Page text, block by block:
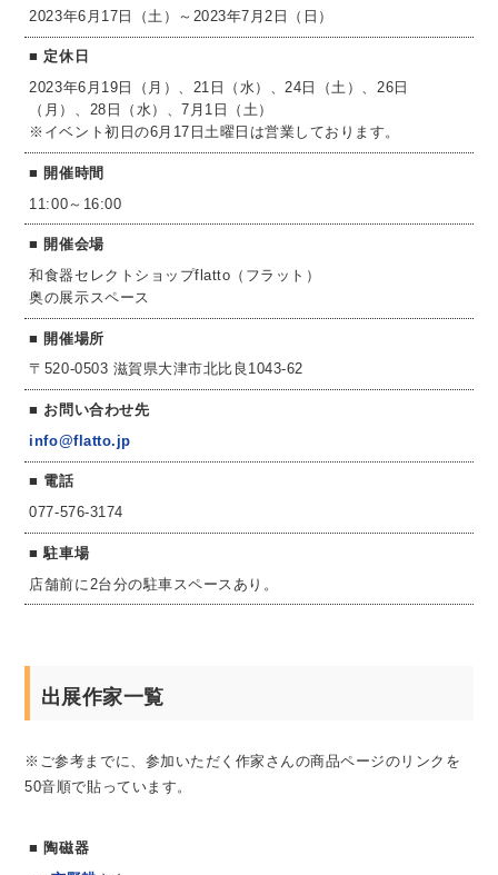
2023年6月17日（土）～2023年7月2日（日）
定休日
2023年6月19日（月）、21日（水）、24日（土）、26日
（月）、28日（水）、7月1日（土）
※イベント初日の6月17日土曜日は営業しております。
開催時間
11:00～16:00
開催会場
和食器セレクトショップflatto（フラット）
奥の展示スペース
開催場所
〒520-0503 滋賀県大津市北比良1043-62
お問い合わせ先
info@flatto.jp
電話
077-576-3174
駐車場
店舗前に2台分の駐車スペースあり。
出展作家一覧
※ご参考までに、参加いただく作家さんの商品ページのリンクを
50音順で貼っています。
陶磁器